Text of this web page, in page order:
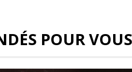
POUR VOUS